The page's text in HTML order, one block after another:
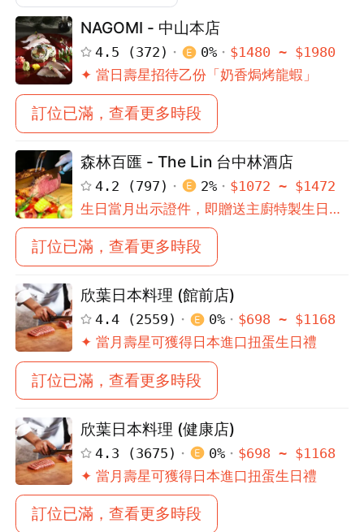
NAGOMI - 中山本店
4.5 (372 ) 0% $1480 ~ $1980
✦ 當日壽星招待乙份「奶香焗烤龍蝦」
訂位已滿，查看更多時段
森林百匯 - The Lin 台中林酒店
4.2 (797 ) 2% $1072 ~ $1472
生日當月出示證件，即贈送主廚特製生日蛋
糕，敬請於訂位時於備註。
訂位已滿，查看更多時段
欣葉日本料理 (館前店)
4.4 (2559 ) 0% $698 ~ $1168
✦ 當月壽星可獲得日本進口扭蛋生日禮
訂位已滿，查看更多時段
欣葉日本料理 (健康店)
4.3 (3675 ) 0% $698 ~ $1168
✦ 當月壽星可獲得日本進口扭蛋生日禮
訂位已滿，查看更多時段